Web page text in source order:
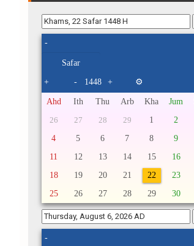
-
+ - + ⚙
Ahd Ith Thu Arb Kha Jum
26 27 28 29 1 2
4
5 6 7 8 9
11
12 13 14 15 16
18
19 20 21 22 23
25
26 27 28 29 30
-